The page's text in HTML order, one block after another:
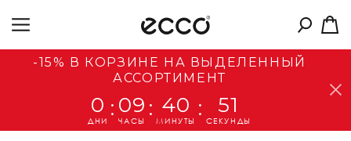
-15% В КОРЗИНЕ НА ВЫДЕЛЕННЫЙ
АССОРТИМЕНТ
0
ДНИ
: 09
ЧАСЫ
: 40
МИНУТЫ
: 51
СЕКУНДЫ